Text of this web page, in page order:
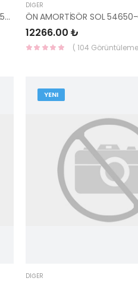
PLAKALIK LAMBASI SOL ELANTRA 2016 92501-3X400 HMC
DIĞER
ÖN AMORTİSÖR SOL
12266.00 ₺
( 104
YENI
DIĞER